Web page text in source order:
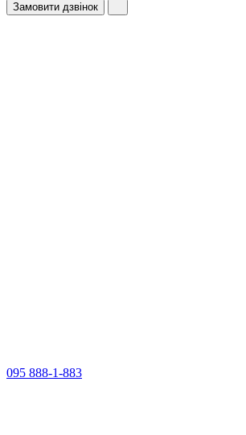
Замовити дзвінок
095 888-1-883